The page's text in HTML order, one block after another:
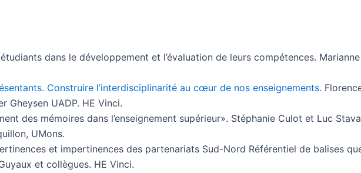
dans le développement et l’évaluation de leurs compétences.
Construire l’interdisciplinarité au cœur de nos enseignements.
Gheysen UADP. HE Vinci.
des mémoires dans l’enseignement supérieur». Stéphanie Culot et Luc
UMons.
et impertinences des partenariats Sud-Nord Référentiel de balises
et collègues. HE Vinci.